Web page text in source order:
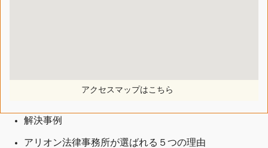
アクセスマップはこちら
解決事例
アリオン法律事務所が選ばれる５つの理由